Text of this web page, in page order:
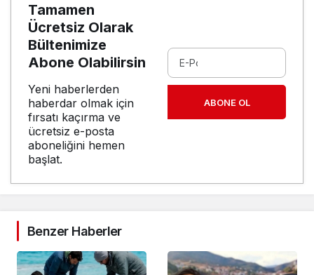
Tamamen
Ücretsiz Olarak
Bültenimize
Abone Olabilirsin
Yeni haberlerden
haberdar olmak için
fırsatı kaçırma ve
ücretsiz e-posta
aboneliğini hemen
başlat.
ABONE OL
Benzer Haberler